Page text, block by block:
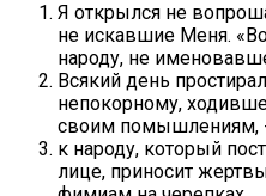
Я открылся не
не искавшие Меня.
народу, не
Всякий день
непокорному,
своим помышлениям,
к народу, который
лице, приносит